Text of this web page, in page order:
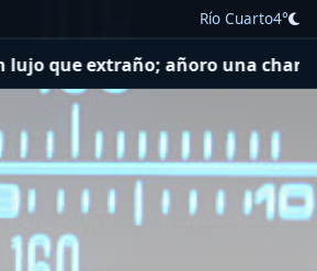
Río Cuarto4°
una charla sin motivo. Los